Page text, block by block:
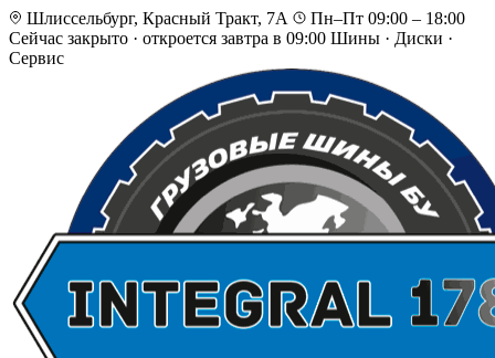
Шлиссельбург, Красный Тракт, 7А
Пн–Пт 09:00 – 18:00
Сейчас закрыто · откроется завтра в 09:00 Шины · Диски ·
Сервис